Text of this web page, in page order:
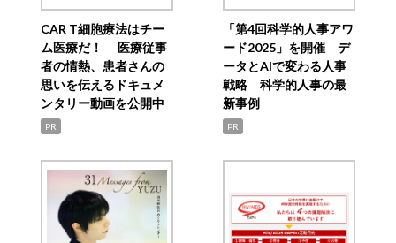
CAR T細胞療法はチー
ム医療だ！ 医療従事
者の情熱、患者さんの
思いを伝えるドキュメ
ンタリー動画を公開中
PR
「第4回科学的人事アワ
ード2025」を開催 デ
ータとAIで変わる人事
戦略 科学的人事の最
新事例
PR